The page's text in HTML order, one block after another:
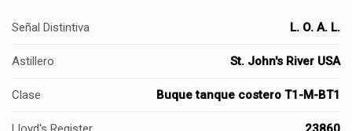
Señal Distintiva L. O. A. L.
Astillero St. John's River USA
Clase Buque tanque costero T1-M-BT1